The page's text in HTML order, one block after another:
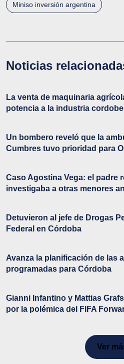
Miniso inversión argentina
Noticias
La venta de maquinaria
potencia a la industria
Un bombero reveló que la
Cumbres tuvo prioridad para
Caso Agostina Vega: el padre
investigaba a otras menores
Detuvieron al jefe de Drogas
Federal en Córdoba
Avanza la planificación de las
programadas para Córdoba
Gianni Infantino y Mattias
por la polémica del FIFA
Ver